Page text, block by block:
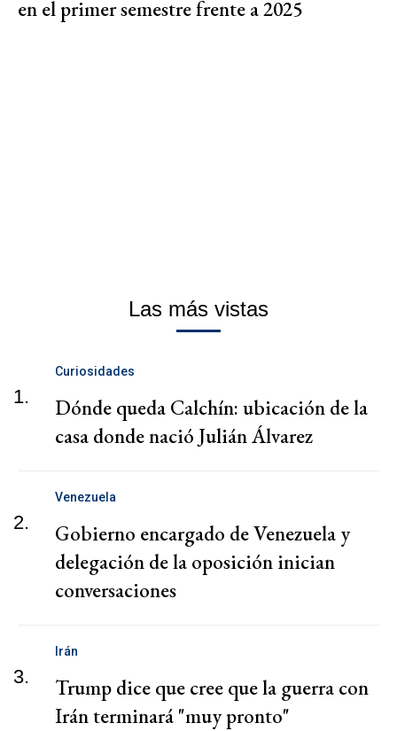
en el primer semestre frente a 2025
Las más vistas
1.
Curiosidades
Dónde queda Calchín: ubicación de la
casa donde nació Julián Álvarez
2.
Venezuela
Gobierno encargado de Venezuela y
delegación de la oposición inician
conversaciones
3.
Irán
Trump dice que cree que la guerra con
Irán terminará "muy pronto"